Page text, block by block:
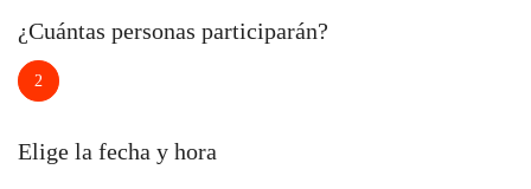
¿Cuántas personas participarán?
2
Elige la fecha y hora